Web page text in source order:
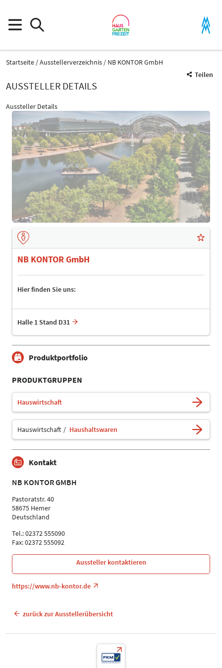
Startseite Ausstellerverzeichnis
NB KONTOR GmbH
Teilen
AUSSTELLER DETAILS
Aussteller Details
NB KONTOR GmbH
Hier finden Sie uns:
Halle 1 Stand D31
Produktportfolio
PRODUKTGRUPPEN
Hauswirtschaft
Hauswirtschaft Haushaltswaren
Kontakt
NB KONTOR GMBH
Pastoratstr. 40
58675 Hemer
Deutschland
Tel.: 02372 555090
Fax: 02372 555092
Aussteller kontaktieren
https://www.nb-kontor.de
zurück zur Ausstellerübersicht